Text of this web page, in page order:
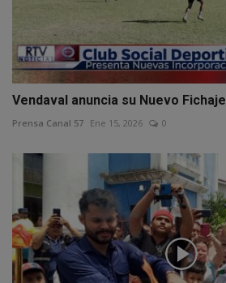
Vendaval anuncia su Nuevo Fichaje
Prensa Canal 57 Ene 15, 2026 0